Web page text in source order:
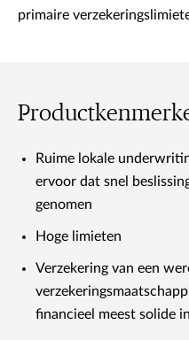
primaire
Ruime lokale
ervoor dat snel
genomen
Hoge limieten
Verzekering van een
financieel meest solide